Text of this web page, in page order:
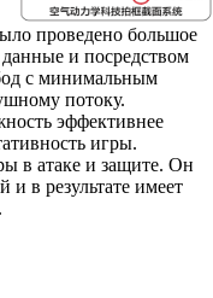
проведено большое
и посредством
с минимальным
потоку.
эффективнее
игры.
в атаке и защите. Он
в результате имеет